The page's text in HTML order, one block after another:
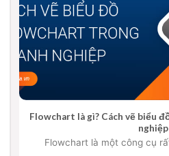
Flowchart là gì? Cách vẽ biểu
nghiệp
Flowchart là một công cụ